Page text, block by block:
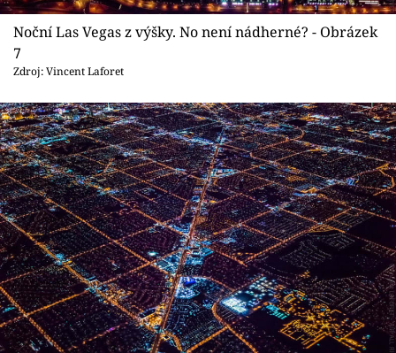
Noční Las Vegas z výšky. No není nádherné? - Obrázek
7
Zdroj: Vincent Laforet